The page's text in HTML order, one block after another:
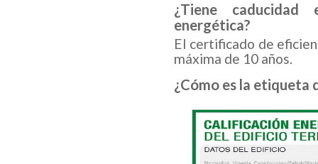
¿Tiene
energética?
El certificado de
máxima de 10 años.
¿Cómo es la etiqueta